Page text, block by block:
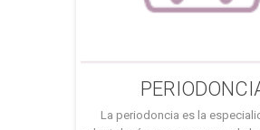
La periodoncia es la